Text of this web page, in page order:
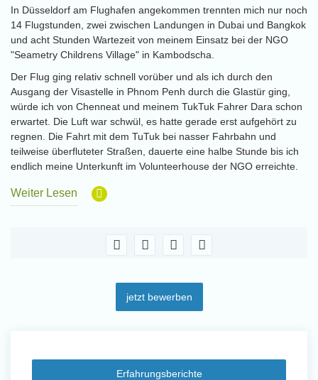
In Düsseldorf am Flughafen angekommen trennten mich nur noch
14 Flugstunden, zwei zwischen Landungen in Dubai und Bangkok
und acht Stunden Wartezeit von meinem Einsatz bei der NGO
"Seametry Childrens Village" in Kambodscha.
Der Flug ging relativ schnell vorüber und als ich durch den
Ausgang der Visastelle in Phnom Penh durch die Glastür ging,
würde ich von Chenneat und meinem TukTuk Fahrer Dara schon
erwartet. Die Luft war schwül, es hatte gerade erst aufgehört zu
regnen. Die Fahrt mit dem TuTuk bei nasser Fahrbahn und
teilweise überfluteter Straßen, dauerte eine halbe Stunde bis ich
endlich meine Unterkunft im Volunteerhouse der NGO erreichte.
Weiter Lesen
jetzt bewerben
Erfahrungsberichte